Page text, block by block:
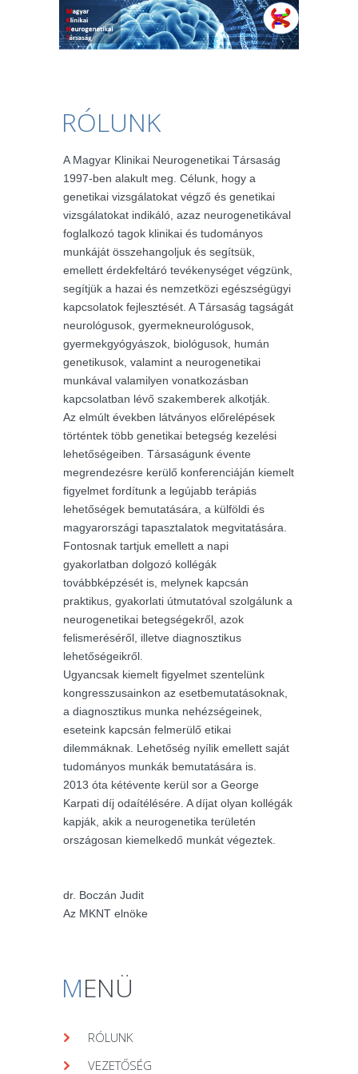
RÓLUNK
A Magyar Klinikai Neurogenetikai Társaság
1997-ben alakult meg. Célunk, hogy a
genetikai vizsgálatokat végző és genetikai
vizsgálatokat indikáló, azaz neurogenetikával
foglalkozó tagok klinikai és tudományos
munkáját összehangoljuk és segítsük,
emellett érdekfeltáró tevékenységet végzünk,
segítjük a hazai és nemzetközi egészségügyi
kapcsolatok fejlesztését. A Társaság tagságát
neurológusok, gyermekneurológusok,
gyermekgyógyászok, biológusok, humán
genetikusok, valamint a neurogenetikai
munkával valamilyen vonatkozásban
kapcsolatban lévő szakemberek alkotják.
Az elmúlt években látványos előrelépések
történtek több genetikai betegség kezelési
lehetőségeiben. Társaságunk évente
megrendezésre kerülő konferenciáján kiemelt
figyelmet fordítunk a legújabb terápiás
lehetőségek bemutatására, a külföldi és
magyarországi tapasztalatok megvitatására.
Fontosnak tartjuk emellett a napi
gyakorlatban dolgozó kollégák
továbbképzését is, melynek kapcsán
praktikus, gyakorlati útmutatóval szolgálunk a
neurogenetikai betegségekről, azok
felismeréséről, illetve diagnosztikus
lehetőségeikről.
Ugyancsak kiemelt figyelmet szentelünk
kongresszusainkon az esetbemutatásoknak,
a diagnosztikus munka nehézségeinek,
eseteink kapcsán felmerülő etikai
dilemmáknak. Lehetőség nyílik emellett saját
tudományos munkák bemutatására is.
2013 óta kétévente kerül sor a George
Karpati díj odaítélésére. A díjat olyan kollégák
kapják, akik a neurogenetika területén
országosan kiemelkedő munkát végeztek.
dr. Boczán Judit
Az MKNT elnöke
MENÜ
RÓLUNK
VEZETŐSÉG